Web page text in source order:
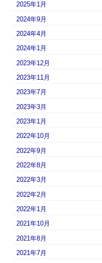
2025年1月
2024年9月
2024年4月
2024年1月
2023年12月
2023年11月
2023年7月
2023年3月
2023年1月
2022年10月
2022年9月
2022年8月
2022年3月
2022年2月
2022年1月
2021年10月
2021年8月
2021年7月